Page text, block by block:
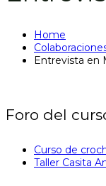
Home
Entrevista en
Foro del
Curso de
Taller Casita